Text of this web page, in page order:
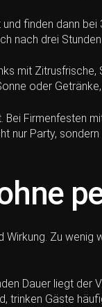
finden dann
nach drei
mit
oder
Firmenfesten
nur Party, sondern
Zu
Dauer liegt
trinken Gäste